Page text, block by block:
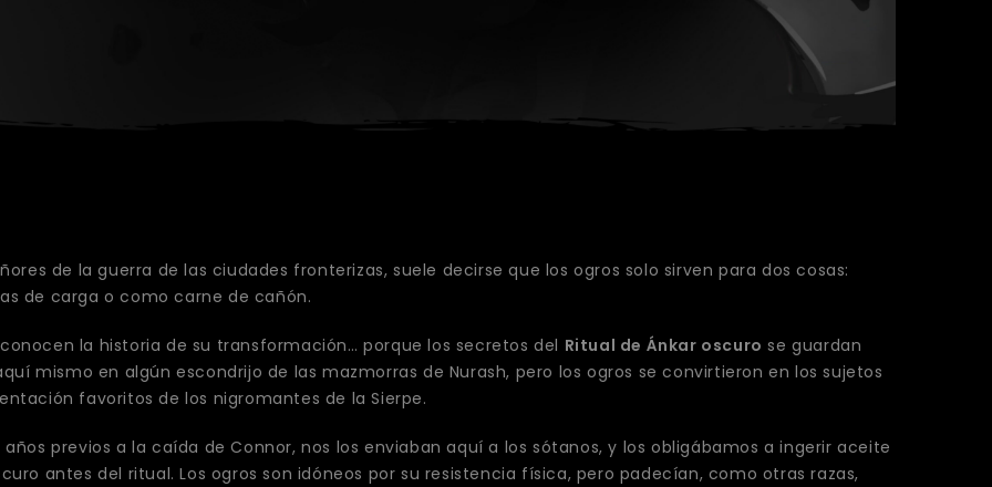
de la guerra de las ciudades fronterizas, suele decirse que los ogros solo sirven para dos cosas:
de carga o como carne de cañón.
la historia de su transformación… porque los secretos del Ritual de Ánkar oscuro se guardan
mismo en algún escondrijo de las mazmorras de Nurash, pero los ogros se convirtieron en los sujetos
favoritos de los nigromantes de la Sierpe.
años previos a la caída de Connor, nos los enviaban aquí a los sótanos, y los obligábamos a ingerir aceite
antes del ritual. Los ogros son idóneos por su resistencia física, pero padecían, como otras razas,